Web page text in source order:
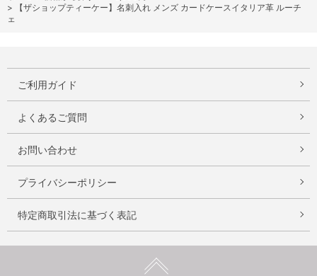
>
【ザショップティーケー】名刺入れ メンズ カードケースイタリア革 ルーチ
ェ
ご利用ガイド
よくあるご質問
お問い合わせ
プライバシーポリシー
特定商取引法に基づく表記